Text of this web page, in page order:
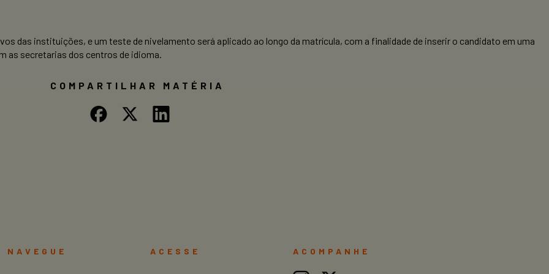
das instituições, e um teste de nivelamento será aplicado ao longo da matrícula, com a finalidade de inserir o candidato em uma
as secretarias dos centros de idioma.
COMPARTILHAR MATÉRIA
NAVEGUE ACESSE ACOMPANHE